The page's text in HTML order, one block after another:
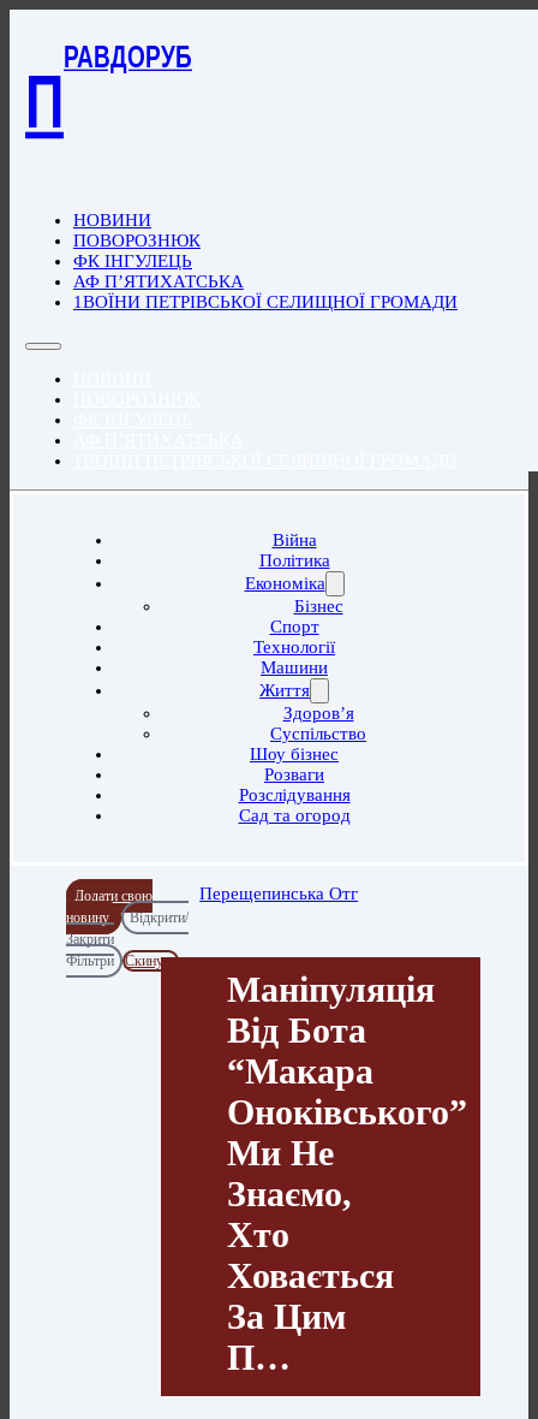
П
РАВДОРУБ
НОВИНИ
ПОВОРОЗНЮК
ФК ІНГУЛЕЦЬ
АФ П’ЯТИХАТСЬКА
1ВОЇНИ ПЕТРІВСЬКОЇ СЕЛИЩНОЇ ГРОМАДИ
Війна
Політика
Економіка
Бізнес
Спорт
Технології
Машини
Життя
Здоров’я
Суспільство
Шоу бізнес
Розваги
Розслідування
Сад та огород
Додати свою
новину
Відкрити/
Закрити
Фільтри
Скинути
Перещепинська Отг
Маніпуляція
Від Бота
“Макара
Оноківського”
Ми Не
Знаємо,
Хто
Ховається
За Цим
П…